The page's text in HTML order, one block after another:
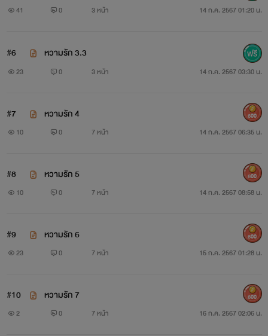
41 0 3 หน้า 14 ก.ค. 2567 01:20 น.
#6 หวามรัก 3.3
23 0 3 หน้า 14 ก.ค. 2567 03:30 น.
#7 หวามรัก 4
10 0 7 หน้า 14 ก.ค. 2567 06:35 น.
600
#8 หวามรัก 5
10 0 7 หน้า 14 ก.ค. 2567 08:58 น.
600
#9 หวามรัก 6
23 0 7 หน้า 15 ก.ค. 2567 01:28 น.
600
#10 หวามรัก 7
2 0 7 หน้า 16 ก.ค. 2567 02:06 น.
600